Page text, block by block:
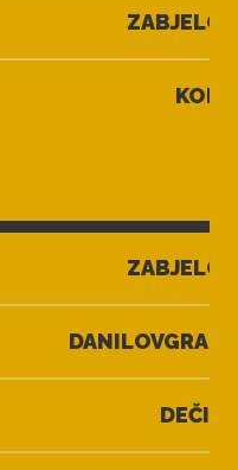
ZABJELO
KOM
ZABJELO
DANILOVGRAD
DEČIĆ